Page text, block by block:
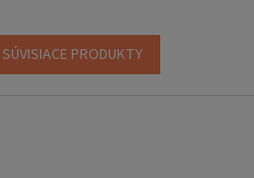
PRODUKTY